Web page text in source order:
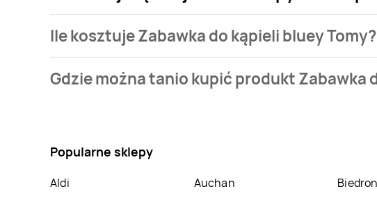
Ile kosztuje Zabawka do kąpieli bluey Tomy?
mamy w naszej bazie jest z sieci Jula . Zabawka do kąpieli bluey
Gdzie można tanio kupić produkt Zabawka
Popularne sklepy
Aldi Auchan